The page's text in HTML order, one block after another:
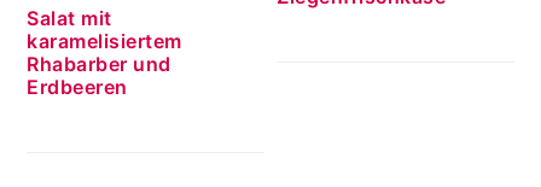
Salat mit
karamelisiertem
Rhabarber und
Erdbeeren